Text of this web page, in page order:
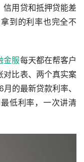
信用贷和抵押贷能差
到的利率也完全不
金服每天都在帮客户
对比表、两个真实案
的最新贷款利率、
低利率，一次讲清